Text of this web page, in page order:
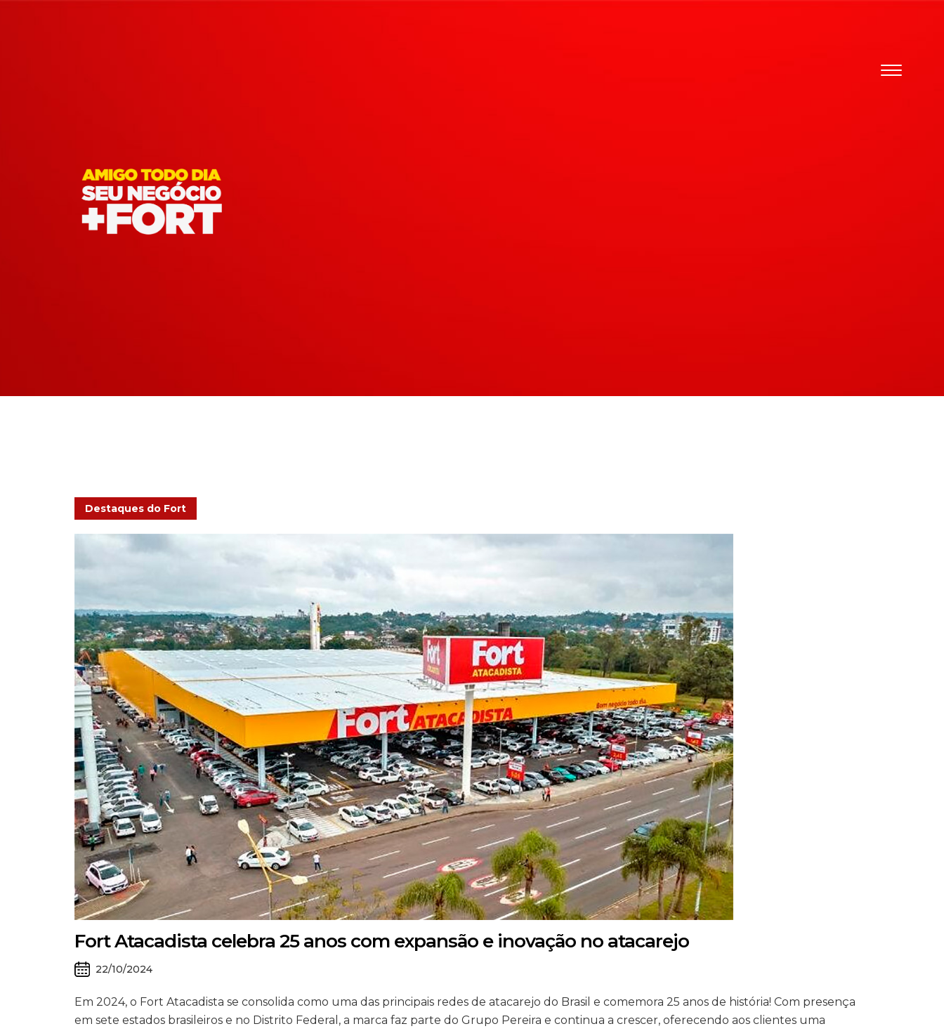
Destaques do Fort
Fort Atacadista celebra 25 anos com expansão e inovação no atacarejo
22/10/2024
Em 2024, o Fort Atacadista se consolida como uma das principais redes de atacarejo do Brasil e comemora 25 anos de história! Com presença
em sete estados brasileiros e no Distrito Federal, a marca faz parte do Grupo Pereira e continua a crescer, oferecendo aos clientes uma